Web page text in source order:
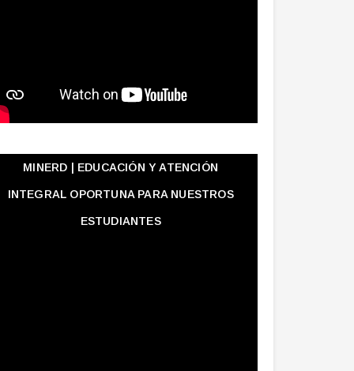
MINERD | EDUCACIÓN Y ATENCIÓN
INTEGRAL OPORTUNA PARA NUESTROS
ESTUDIANTES